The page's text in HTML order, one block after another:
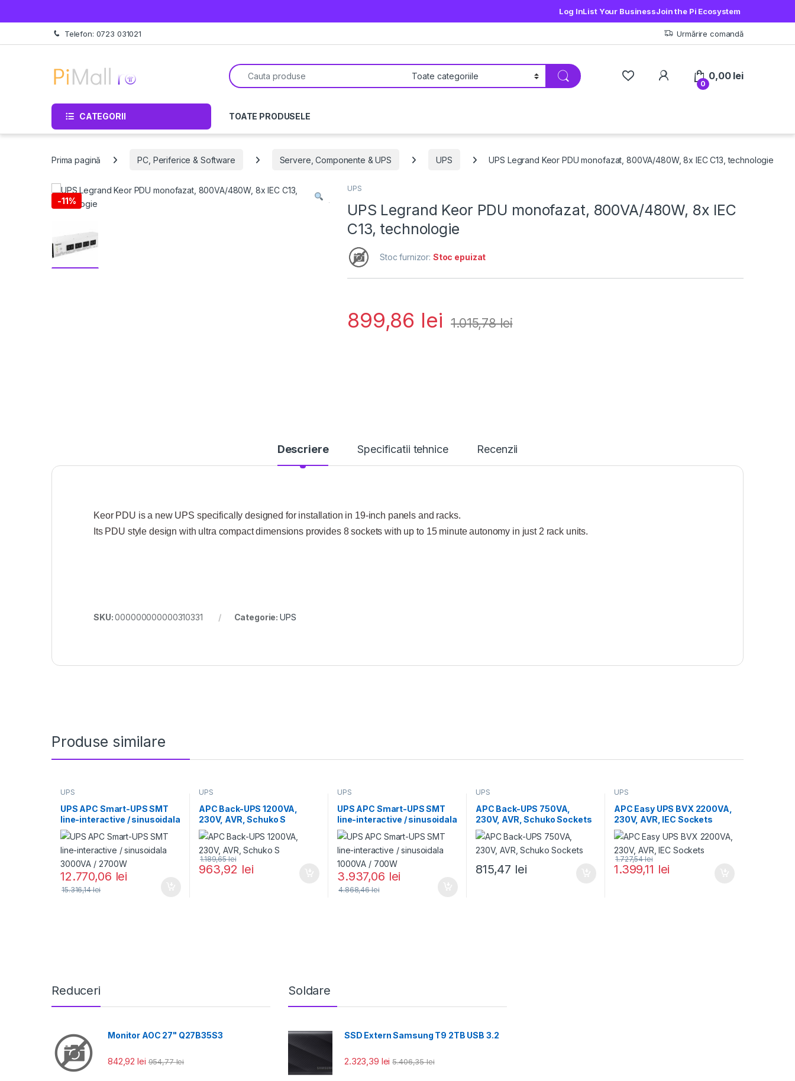
Log InList Your BusinessJoin the Pi Ecosystem
Treci la navigare
Sări la conținut Telefon: 0723 031021 Urmărire comandă
Căutare pentru:
My Account
0
0,00 lei
CATEGORII TOATE PRODUSELE
Prima pagină PC, Periferice & Software Servere, Componente & UPS UPS UPS Legrand Keor PDU monofazat, 800VA/480W, 8x IEC C13, technologie
-11%
UPS
UPS Legrand Keor PDU monofazat, 800VA/480W, 8x IEC
C13, technologie
Stoc furnizor: Stoc epuizat
899,86 lei 1.015,78lei
Descriere Specificatii tehnice Recenzii
Keor PDU is a new UPS specifically designed for installation in 19-inch panels and racks.
Its PDU style design with ultra compact dimensions provides 8 sockets with up to 15 minute autonomy in just 2 rack units.
SKU:000000000000310331 Categorie: UPS
Produse similare
UPS
UPS APC Smart-UPS SMT
line-interactive / sinusoidala
3000VA / 2700W
12.770,06 lei
15.316,14lei
UPS
APC Back-UPS 1200VA,
230V, AVR, Schuko S
963,92 lei
1.189,65lei
UPS
UPS APC Smart-UPS SMT
line-interactive / sinusoidala
1000VA / 700W
3.937,06 lei
4.868,46lei
UPS
APC Back-UPS 750VA,
230V, AVR, Schuko Sockets
815,47 lei
UPS
APC Easy UPS BVX 2200VA,
230V, AVR, IEC Sockets
1.399,11 lei
1.727,54lei
Reduceri
Monitor AOC 27" Q27B35S3
842,92lei 954,77lei
Soldare
SSD Extern Samsung T9 2TB USB 3.2
2.323,39 lei 5.406,35lei